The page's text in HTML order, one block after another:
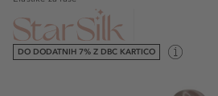
DO DODATNIH 7% Z DBC KARTICO